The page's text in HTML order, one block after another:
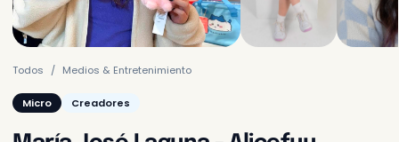
Contenidos y
publicación
30.000 COP
publicación en sus redes
Todos Medios & Entretenimiento
Micro Creadores